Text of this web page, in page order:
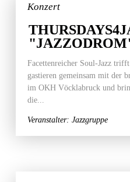
Konzert
Facettenreicher Soul-Jazz
gastieren gemeinsam mit der
im OKH Vöcklabruck und
die...
Veranstalter: Jazzgruppe